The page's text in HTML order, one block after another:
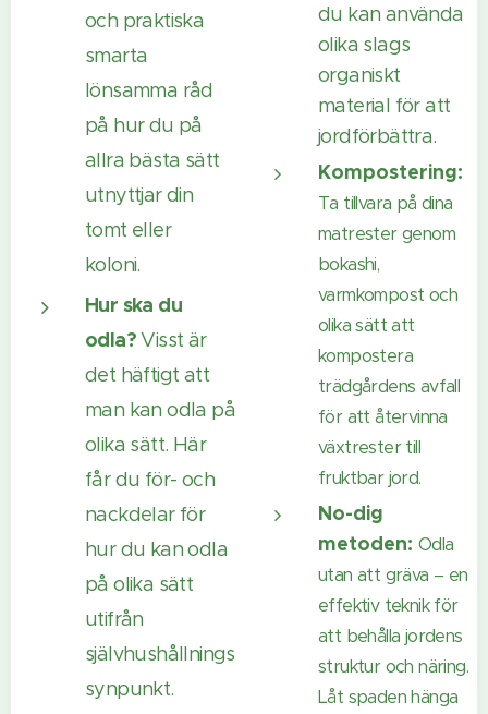
och praktiska
smarta
lönsamma råd
på hur du på
allra bästa sätt
utnyttjar din
tomt eller
koloni.
Hur ska du
odla?Visst är
det häftigt att
man kan odla på
olika sätt. Här
får du för- och
nackdelar för
hur du kan odla
på olika sätt
utifrån
självhushållnings
synpunkt.
du kan använda
olika slags
organiskt
material för att
jordförbättra.
Kompostering:
Ta tillvara på dina
matrester genom
bokashi,
varmkompost och
olika sätt att
kompostera
trädgårdens avfall
för att återvinna
växtrester till
fruktbar jord.
No-dig
metoden: Odla
utan att gräva – en
effektiv teknik för
att behålla jordens
struktur och näring.
Låt spaden hänga